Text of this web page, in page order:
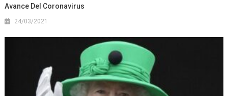
Avance Del Coronavirus
24/03/2021